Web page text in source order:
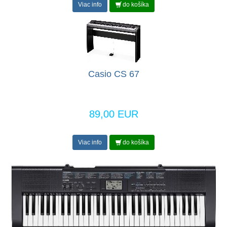
Viac info do košíka
Casio CS 67
89,00 EUR
Viac info do košíka